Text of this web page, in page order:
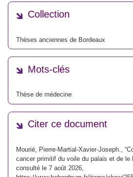
Collection
Thèses anciennes de Bordeaux
Mots-clés
Thèse de médecine
Citer ce document
Mourié, Pierre-Martial-Xavier-Joseph.,
cancer primitif du voile du palais et de le
consulté le 7 août 2026,